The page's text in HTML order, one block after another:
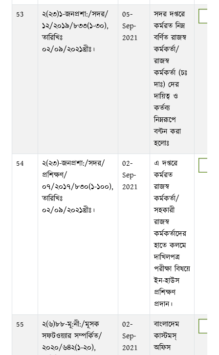
53
২(২৩)১-জনপ্রশা:/সদর/
১২/২০১৯/৮৩৩(১-৩০),
তারিখিঃ
০২/০৯/২০২১খ্রীঃ।
05-
Sep-
2021
সদর দপ্তরে
কর্মরত নিম্ন
বর্ণিত রাজস্ব
কর্মকর্তা/
রাজস্ব
কর্মকর্তা (চঃ
দাঃ) দের
দায়িত্ব ও
কর্তব্য
নিম্নরূপে
বন্টন করা
হলোঃ
54
২(২৩)-জনপ্রশা:/সদর/
প্রশিক্ষণ/
০৭/২০১৭/৮৩০(১-১০০),
তারিখিঃ
০২/০৯/২০২১খ্রীঃ।
02-
Sep-
2021
এ দপ্তরে
কর্মরত
রাজস্ব
কর্মকর্তা/
সহকারী
রাজস্ব
কর্মকর্তাদের
হাতে কলমে
দাখিলপত্র
পরীক্ষা বিষয়ে
ইন-হাউস
প্রশিক্ষণ
প্রদান।
55
২(৬)৮৮-মূ:নী:/মূসক
সফটওয়্যার সম্পর্কিত/
২০২০/৬৪২(১-২০),
02-
Sep-
2021
বাংলাদেম
কাস্টমস্‌
অফিস